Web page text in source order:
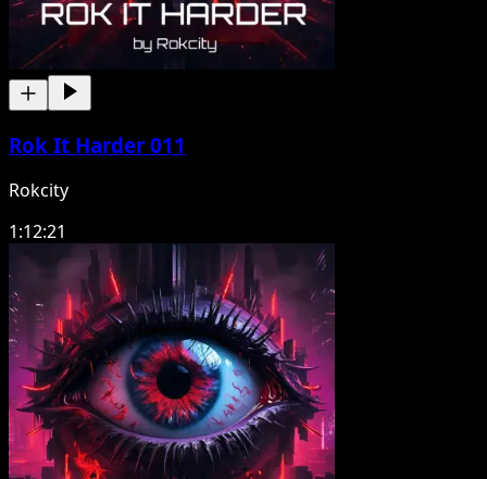
Rok It Harder 011
Rokcity
1:12:21